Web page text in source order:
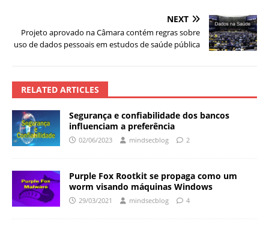
NEXT
Projeto aprovado na Câmara contém regras sobre
uso de dados pessoais em estudos de saúde pública
RELATED ARTICLES
Segurança e confiabilidade dos bancos
influenciam a preferência
02/06/2023 mindsecblog 2
Purple Fox Rootkit se propaga como um
worm visando máquinas Windows
29/03/2021 mindsecblog 4